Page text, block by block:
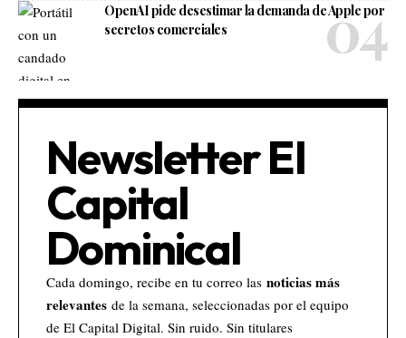
OpenAI pide desestimar la demanda de Apple por
secretos comerciales
Newsletter El
Capital
Dominical
Cada domingo, recibe en tu correo las noticias más
relevantes de la semana, seleccionadas por el equipo
de El Capital Digital. Sin ruido. Sin titulares